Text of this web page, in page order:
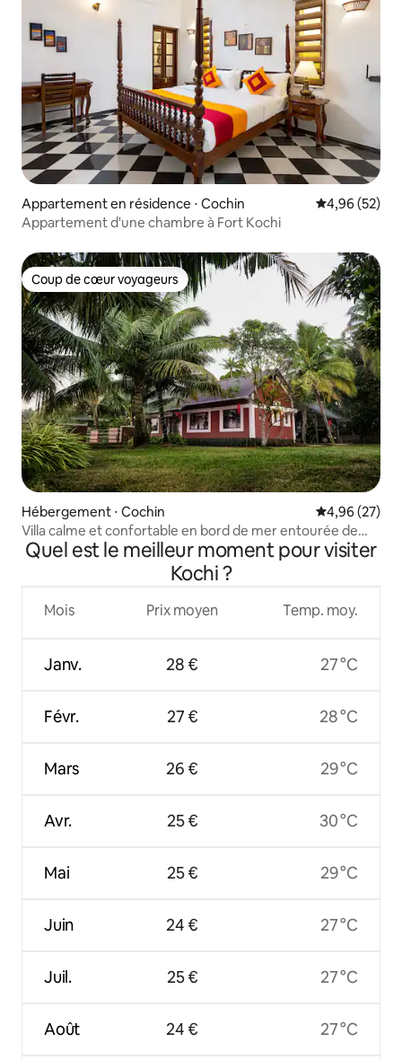
Appartement en résidence ⋅ Cochin Évaluation
4,96 (52)
Appartement d'une chambre à Fort Kochi
Coup de cœur voyageurs
Coup de cœur voyageurs
Hébergement ⋅ Cochin Évaluation
4,96 (27)
Villa calme et confortable en bord de mer entourée de
marigots
Quel est le meilleur moment pour visiter
Kochi ?
Mois
Janv.
Févr.
Mars
Avr.
Mai
Juin
Juil.
Août
Prix moyen
28 €
27 €
26 €
25 €
25 €
24 €
25 €
24 €
Temp. moy.
27 °C
28 °C
29 °C
30 °C
29 °C
27 °C
27 °C
27 °C